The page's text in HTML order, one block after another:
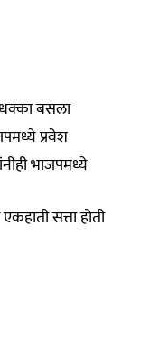
बसला
प्रवेश
भाजपमध्ये
सत्ता होती